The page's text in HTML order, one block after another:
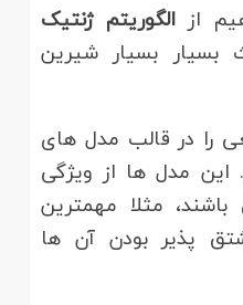
ازالگوریتم ژنتیک
بسیار شیرین
را در قالب مدل های
مدل ها از ویژگی
مثلا مهمترین
پذیر بودن آن ها